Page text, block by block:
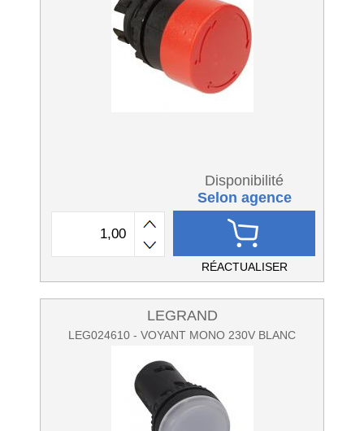
Disponibilité
Selon agence
RÉACTUALISER
LEGRAND
LEG024610 - VOYANT MONO 230V BLANC